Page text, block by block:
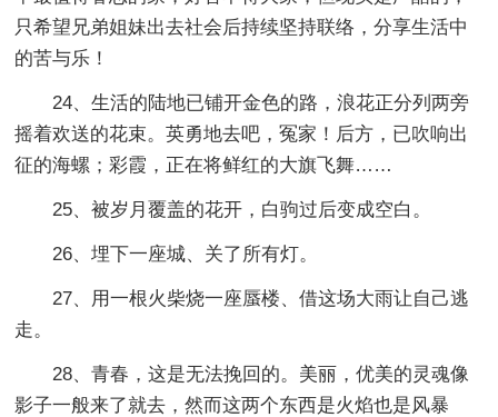
只希望兄弟姐妹出去社会后持续坚持联络，分享生活中
的苦与乐！
24、生活的陆地已铺开金色的路，浪花正分列两旁
摇着欢送的花束。英勇地去吧，冤家！后方，已吹响出
征的海螺；彩霞，正在将鲜红的大旗飞舞……
25、被岁月覆盖的花开，白驹过后变成空白。
26、埋下一座城、关了所有灯。
27、用一根火柴烧一座蜃楼、借这场大雨让自己逃
走。
28、青春，这是无法挽回的。美丽，优美的灵魂像
影子一般来了就去，然而这两个东西是火焰也是风暴